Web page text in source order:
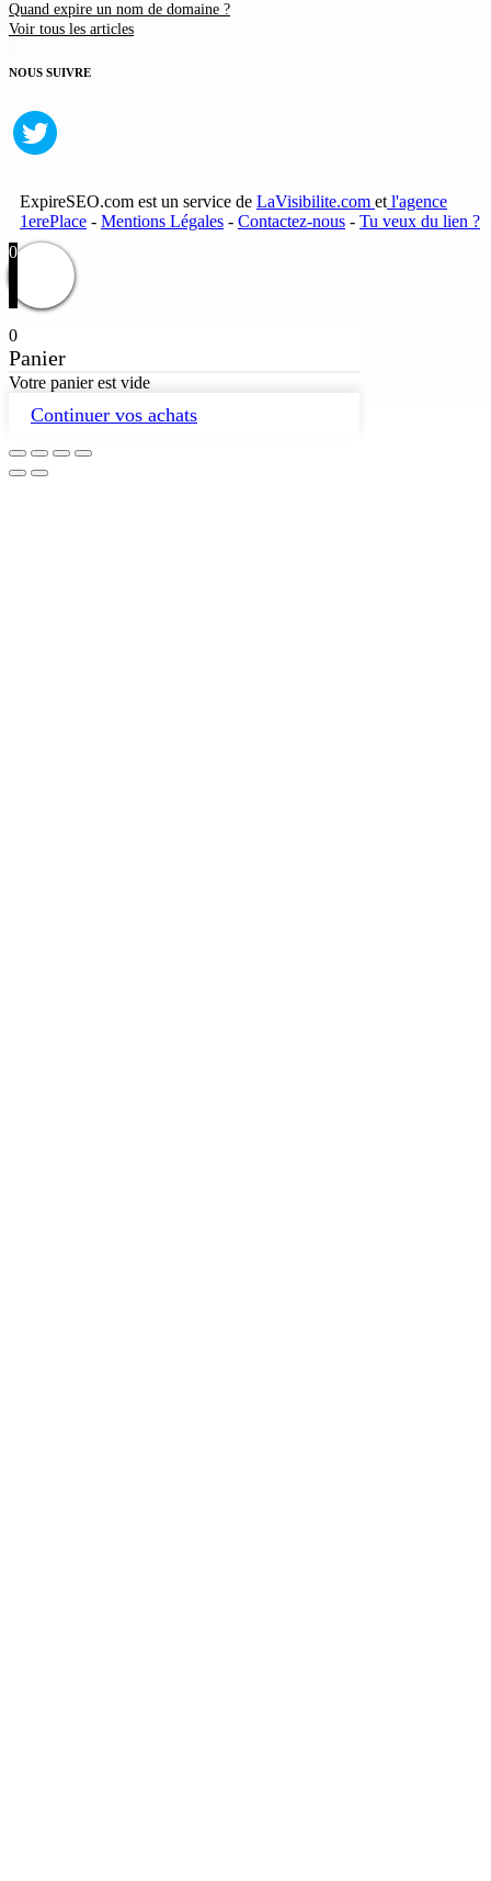
Quand expire un nom de domaine ?
Voir tous les articles
NOUS SUIVRE
ExpireSEO.com est un service de LaVisibilite.com et l'agence
1erePlace - Mentions Légales - Contactez-nous - Tu veux du lien ?
0
0
Panier
Votre panier est vide
Continuer vos achats